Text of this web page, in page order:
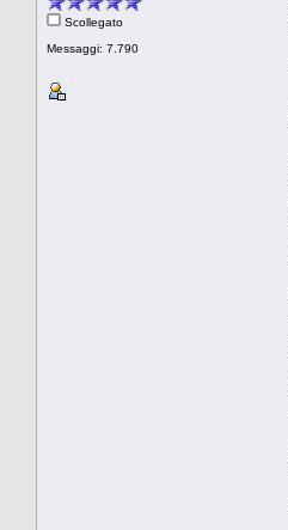
Scollegato
Messaggi: 7.790